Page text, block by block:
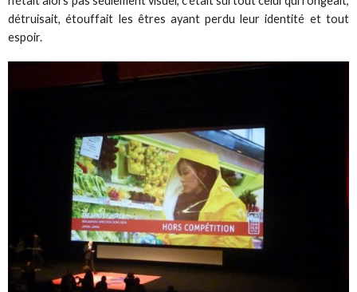
détruisait, étouffait les êtres ayant perdu leur identité et tout
espoir.